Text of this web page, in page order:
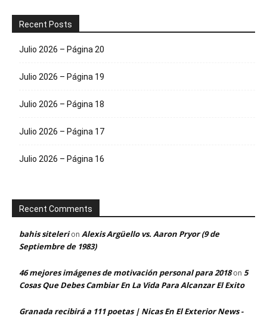
Recent Posts
Julio 2026 – Página 20
Julio 2026 – Página 19
Julio 2026 – Página 18
Julio 2026 – Página 17
Julio 2026 – Página 16
Recent Comments
bahis sitelerion Alexis Argüello vs. Aaron Pryor (9 de
Septiembre de 1983)
46 mejores imágenes de motivación personal para 2018on 5
Cosas Que Debes Cambiar En La Vida Para Alcanzar El Exito
Granada recibirá a 111 poetas | Nicas En El Exterior News -